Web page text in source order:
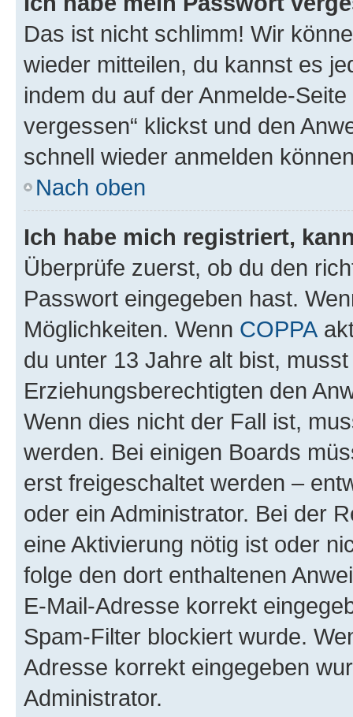
Das ist nicht schlimm! Wir
wieder mitteilen, du kannst es
indem du auf der Anmelde-
vergessen“ klickst und den
schnell wieder anmelden
Nach oben
Ich habe mich registriert,
Überprüfe zuerst, ob du den
Passwort eingegeben hast.
Möglichkeiten. Wenn COPPA
du unter 13 Jahre alt bist,
Erziehungsberechtigten den
Wenn dies nicht der Fall ist,
werden. Bei einigen Boards
erst freigeschaltet werden –
oder ein Administrator. Bei der
eine Aktivierung nötig ist oder
folge den dort enthaltenen
E-Mail-Adresse korrekt
Spam-Filter blockiert wurde.
Adresse korrekt eingegeben
Administrator.